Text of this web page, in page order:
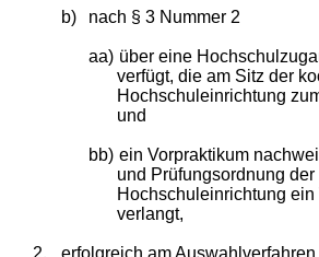
b) nach § 3 Nummer 2
aa) über eine
verfügt, die am Sitz der
Hochschuleinrichtung
und
bb) ein Vorpraktikum
und Prüfungsordnung
Hochschuleinrichtung ein
verlangt,
2.
erfolgreich am